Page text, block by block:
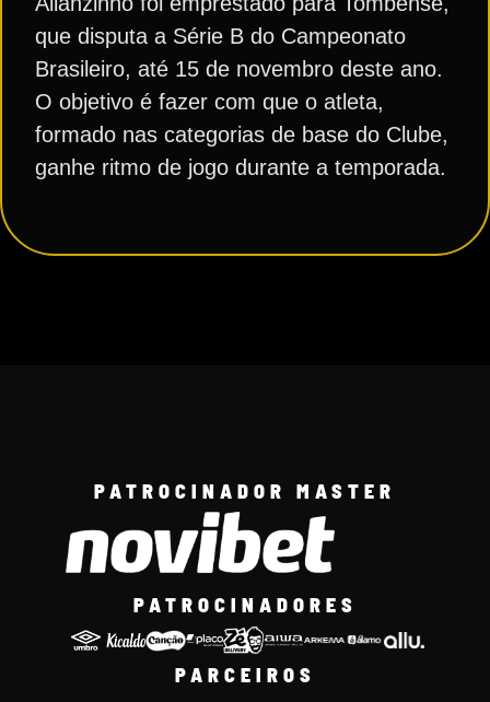
que disputa a Série B do Campeonato
Brasileiro, até 15 de novembro deste ano.
O objetivo é fazer com que o atleta,
formado nas categorias de base do Clube,
ganhe ritmo de jogo durante a temporada.
PATROCINADOR MASTER
PATROCINADORES
PARCEIROS